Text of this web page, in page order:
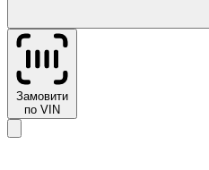
Замовити
по VIN